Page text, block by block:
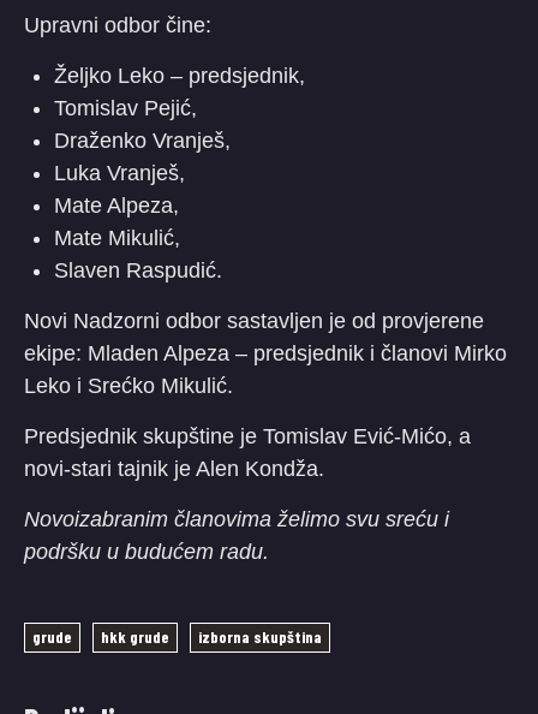
Upravni odbor čine:
Željko Leko – predsjednik,
Tomislav Pejić,
Draženko Vranješ,
Luka Vranješ,
Mate Alpeza,
Mate Mikulić,
Slaven Raspudić.
Novi Nadzorni odbor sastavljen je od provjerene
ekipe: Mladen Alpeza – predsjednik i članovi Mirko
Leko i Srećko Mikulić.
Predsjednik skupštine je Tomislav Ević-Mićo, a
novi-stari tajnik je Alen Kondža.
Novoizabranim članovima želimo svu sreću i
podršku u budućem radu.
grude hkk grude izborna skupština